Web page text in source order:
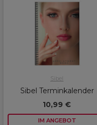
Sibel
Sibel Terminkalender
10,99 €
IM ANGEBOT